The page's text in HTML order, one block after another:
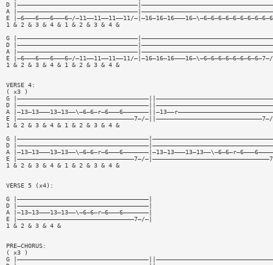
D
A
E |—6———6———6———6—/—11——11——11——11/
1 & 2 & 3 & 4 & 1 & 2 & 3 & 4 &
G
D
A
E |—6———6———6———6—/—11——11——11——11/
1 & 2 & 3 & 4 & 1 & 2 & 3 & 4 &
VERSE 4:
( x3 )
G
D
A
E |————————————————————————————————7—/
1 & 2 & 3 & 4 & 1 & 2 & 3 & 4 &
G
D
A
E |————————————————————————————————7—/
1 & 2 & 3 & 4 & 1 & 2 & 3 & 4 &
VERSE 5 (x4):
G |————————————————————————————————————|
D |————————————————————————————————————|
A |—13—13———13—13——\—6—6—r—6———6———————|
E |————————————————————————————————7—/—|
1 & 2 & 3 & 4 &
PRE—CHORUS:
( x3 )
G